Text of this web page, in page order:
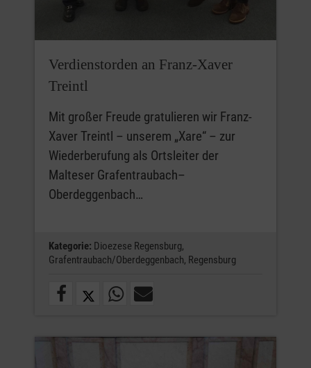
Verdienstorden an Franz-Xaver
Treintl
Mit großer Freude gratulieren wir Franz-
Xaver Treintl – unserem „Xare“ – zur
Wiederberufung als Ortsleiter der
Malteser Grafentraubach–
Oberdeggenbach…
Kategorie: Dioezese Regensburg,
Grafentraubach/Oberdeggenbach, Regensburg